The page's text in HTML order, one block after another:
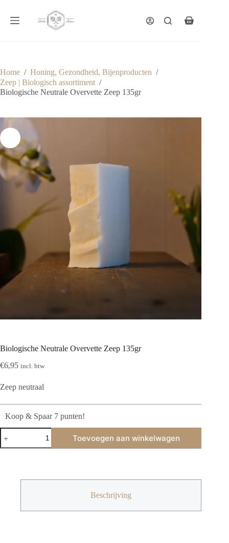
Winkelwagen
Home / Honing, Gezondheid, Bijenproducten /
Zeep | Biologisch assortiment /
Biologische Neutrale Overvette Zeep 135gr
Biologische Neutrale Overvette Zeep 135gr
€6,95 incl. btw
Zeep neutraal
Koop & Spaar 7 punten!
Biologische
Neutrale
Overvette
Toevoegen aan winkelwagen
Beschrijving